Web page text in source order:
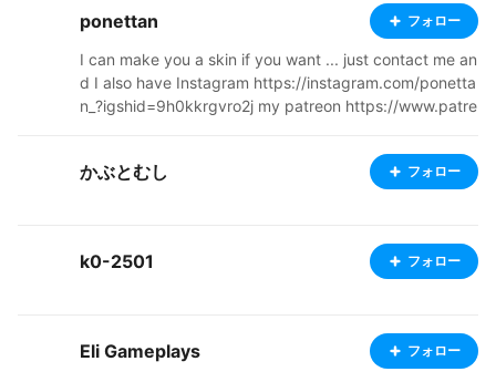
ponettan フォロー
I can make you a skin if you want ... just contact me an
d I also have Instagram https://instagram.com/ponetta
n_?igshid=9h0kkrgvro2j my patreon https://www.patre
かぶとむし フォロー
k0-2501 フォロー
Eli Gameplays フォロー